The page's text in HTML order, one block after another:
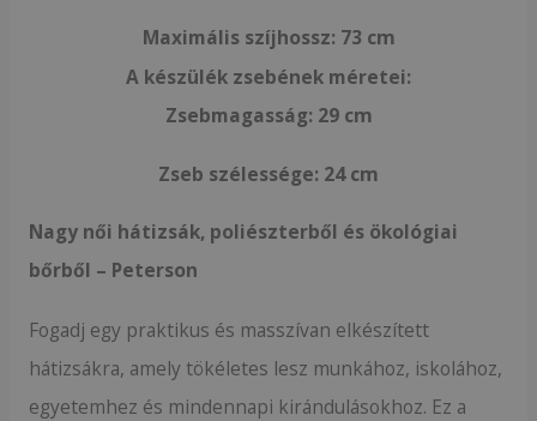
Maximális szíjhossz: 73 cm
A készülék zsebének méretei:
Zsebmagasság: 29 cm
Zseb szélessége: 24 cm
Nagy női hátizsák, poliészterből és ökológiai
bőrből – Peterson
Fogadj egy praktikus és masszívan elkészített
hátizsákra, amely tökéletes lesz munkához, iskolához,
egyetemhez és mindennapi kirándulásokhoz. Ez a